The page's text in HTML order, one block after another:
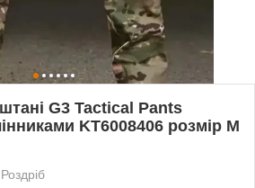
G3 Tactical Pants
KT6008406 розмір M
Роздріб